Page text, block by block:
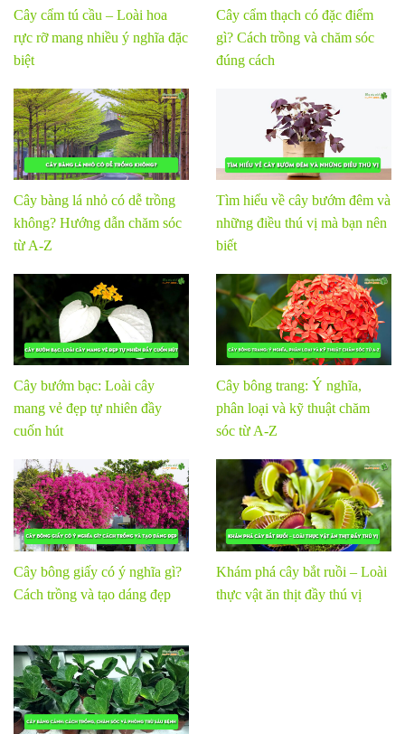
Cây cẩm tú cầu – Loài hoa
rực rỡ mang nhiều ý nghĩa đặc
biệt
Cây cẩm thạch có đặc điểm
gì? Cách trồng và chăm sóc
đúng cách
Cây bàng lá nhỏ có dễ trồng
không? Hướng dẫn chăm sóc
từ A-Z
Tìm hiểu về cây bướm đêm và
những điều thú vị mà bạn nên
biết
Cây bướm bạc: Loài cây
mang vẻ đẹp tự nhiên đầy
cuốn hút
Cây bông trang: Ý nghĩa,
phân loại và kỹ thuật chăm
sóc từ A-Z
Cây bông giấy có ý nghĩa gì?
Cách trồng và tạo dáng đẹp
Khám phá cây bắt ruồi – Loài
thực vật ăn thịt đầy thú vị